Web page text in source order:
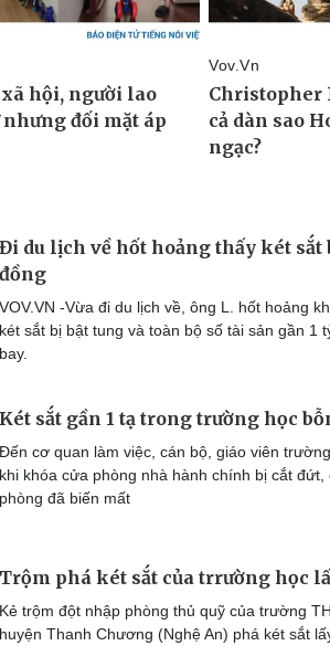
Đi du lịch về hốt hoảng thấy két sắt
đồng
VOV.VN -Vừa đi du lịch về, ông L. hốt hoảng
két sắt bị bật tung và toàn bộ số tài sản gần 1
bay.
Két sắt gần 1 tạ trong trường học
Đến cơ quan làm việc, cán bộ, giáo viên
khi khóa cửa phòng nhà hành chính bị cắt đứt,
phòng đã biến mất
Trộm phá két sắt của trrường học
Kẻ trộm đột nhập phòng thủ quỹ của trường
huyện Thanh Chương (Nghệ An) phá két sắt